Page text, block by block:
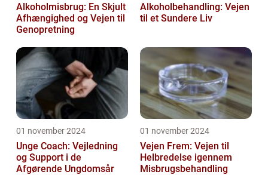
Alkoholmisbrug: En Skjult
Afhængighed og Vejen til
Genopretning
Alkoholbehandling: Vejen
til et Sundere Liv
01 november 2024
Unge Coach: Vejledning
og Support i de
Afgørende Ungdomsår
01 november 2024
Vejen Frem: Vejen til
Helbredelse igennem
Misbrugsbehandling